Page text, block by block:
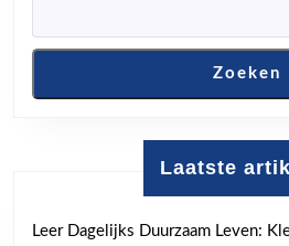
Zoeken
Laatste
Leer Dagelijks Duurzaam Leven: